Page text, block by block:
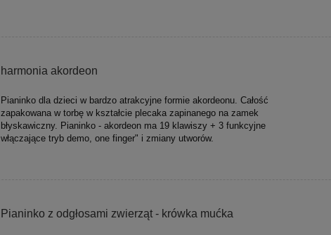
harmonia akordeon
Pianinko dla dzieci w bardzo atrakcyjne formie akordeonu. Całość
zapakowana w torbę w kształcie plecaka zapinanego na zamek
błyskawiczny. Pianinko - akordeon ma 19 klawiszy + 3 funkcyjne
włączające tryb demo, one finger" i zmiany utworów.
Pianinko z odgłosami zwierząt - krówka mućka